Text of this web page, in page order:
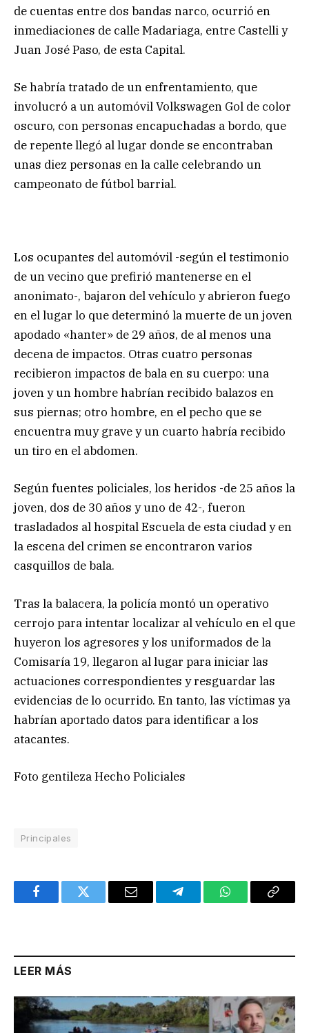
de cuentas entre dos bandas narco, ocurrió en
inmediaciones de calle Madariaga, entre Castelli y
Juan José Paso, de esta Capital.
Se habría tratado de un enfrentamiento, que
involucró a un automóvil Volkswagen Gol de color
oscuro, con personas encapuchadas a bordo, que
de repente llegó al lugar donde se encontraban
unas diez personas en la calle celebrando un
campeonato de fútbol barrial.
Los ocupantes del automóvil -según el testimonio
de un vecino que prefirió mantenerse en el
anonimato-, bajaron del vehículo y abrieron fuego
en el lugar lo que determinó la muerte de un joven
apodado «hanter» de 29 años, de al menos una
decena de impactos. Otras cuatro personas
recibieron impactos de bala en su cuerpo: una
joven y un hombre habrían recibido balazos en
sus piernas; otro hombre, en el pecho que se
encuentra muy grave y un cuarto habría recibido
un tiro en el abdomen.
Según fuentes policiales, los heridos -de 25 años la
joven, dos de 30 años y uno de 42-, fueron
trasladados al hospital Escuela de esta ciudad y en
la escena del crimen se encontraron varios
casquillos de bala.
Tras la balacera, la policía montó un operativo
cerrojo para intentar localizar al vehículo en el que
huyeron los agresores y los uniformados de la
Comisaría 19, llegaron al lugar para iniciar las
actuaciones correspondientes y resguardar las
evidencias de lo ocurrido. En tanto, las víctimas ya
habrían aportado datos para identificar a los
atacantes.
Foto gentileza Hecho Policiales
Principales
FacebookTwitter Email TelegramWhatsAppCopy
LEER MÁS